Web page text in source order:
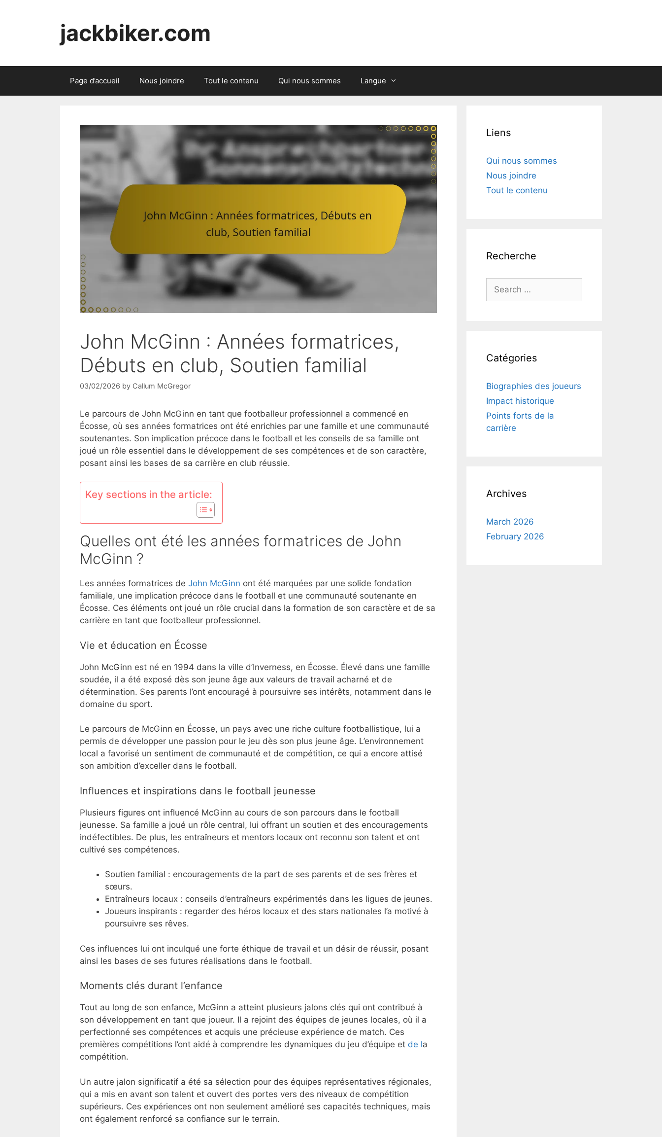
jackbiker.com
Page d’accueil Nous joindre Tout le contenu Qui nous sommes Langue
John McGinn : Années formatrices,
Débuts en club, Soutien familial
03/02/2026 by Callum McGregor
Le parcours de John McGinn en tant que footballeur professionnel a commencé en
Écosse, où ses années formatrices ont été enrichies par une famille et une communauté
soutenantes. Son implication précoce dans le football et les conseils de sa famille ont
joué un rôle essentiel dans le développement de ses compétences et de son caractère,
posant ainsi les bases de sa carrière en club réussie.
Key sections in the article:
Quelles ont été les années formatrices de John
McGinn ?
Les années formatrices de John McGinn ont été marquées par une solide fondation
familiale, une implication précoce dans le football et une communauté soutenante en
Écosse. Ces éléments ont joué un rôle crucial dans la formation de son caractère et de sa
carrière en tant que footballeur professionnel.
Vie et éducation en Écosse
John McGinn est né en 1994 dans la ville d’Inverness, en Écosse. Élevé dans une famille
soudée, il a été exposé dès son jeune âge aux valeurs de travail acharné et de
détermination. Ses parents l’ont encouragé à poursuivre ses intérêts, notamment dans le
domaine du sport.
Le parcours de McGinn en Écosse, un pays avec une riche culture footballistique, lui a
permis de développer une passion pour le jeu dès son plus jeune âge. L’environnement
local a favorisé un sentiment de communauté et de compétition, ce qui a encore attisé
son ambition d’exceller dans le football.
Influences et inspirations dans le football jeunesse
Plusieurs figures ont influencé McGinn au cours de son parcours dans le football
jeunesse. Sa famille a joué un rôle central, lui offrant un soutien et des encouragements
indéfectibles. De plus, les entraîneurs et mentors locaux ont reconnu son talent et ont
cultivé ses compétences.
Soutien familial : encouragements de la part de ses parents et de ses frères et
sœurs.
Entraîneurs locaux : conseils d’entraîneurs expérimentés dans les ligues de jeunes.
Joueurs inspirants : regarder des héros locaux et des stars nationales l’a motivé à
poursuivre ses rêves.
Ces influences lui ont inculqué une forte éthique de travail et un désir de réussir, posant
ainsi les bases de ses futures réalisations dans le football.
Moments clés durant l’enfance
Tout au long de son enfance, McGinn a atteint plusieurs jalons clés qui ont contribué à
son développement en tant que joueur. Il a rejoint des équipes de jeunes locales, où il a
perfectionné ses compétences et acquis une précieuse expérience de match. Ces
premières compétitions l’ont aidé à comprendre les dynamiques du jeu d’équipe et de la
compétition.
Un autre jalon significatif a été sa sélection pour des équipes représentatives régionales,
qui a mis en avant son talent et ouvert des portes vers des niveaux de compétition
supérieurs. Ces expériences ont non seulement amélioré ses capacités techniques, mais
ont également renforcé sa confiance sur le terrain.
Liens
Qui nous sommes
Nous joindre
Tout le contenu
Recherche
Search
for:
Catégories
Biographies des joueurs
Impact historique
Points forts de la
carrière
Archives
March 2026
February 2026